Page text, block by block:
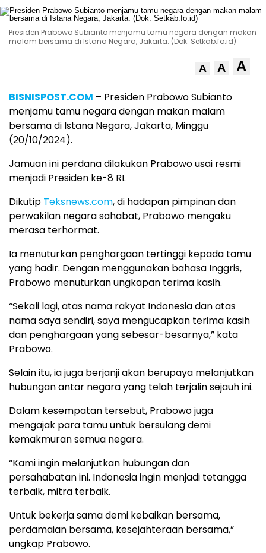
Presiden Prabowo Subianto menjamu tamu negara dengan makan
malam bersama di Istana Negara, Jakarta. (Dok. Setkab.fo.id)
A A A
BISNISPOST.COM – Presiden Prabowo Subianto
menjamu tamu negara dengan makan malam
bersama di Istana Negara, Jakarta, Minggu
(20/10/2024).
Jamuan ini perdana dilakukan Prabowo usai resmi
menjadi Presiden ke-8 RI.
Dikutip Teksnews.com, di hadapan pimpinan dan
perwakilan negara sahabat, Prabowo mengaku
merasa terhormat.
Ia menuturkan penghargaan tertinggi kepada tamu
yang hadir. Dengan menggunakan bahasa Inggris,
Prabowo menuturkan ungkapan terima kasih.
“Sekali lagi, atas nama rakyat Indonesia dan atas
nama saya sendiri, saya mengucapkan terima kasih
dan penghargaan yang sebesar-besarnya,” kata
Prabowo.
Selain itu, ia juga berjanji akan berupaya melanjutkan
hubungan antar negara yang telah terjalin sejauh ini.
Dalam kesempatan tersebut, Prabowo juga
mengajak para tamu untuk bersulang demi
kemakmuran semua negara.
“Kami ingin melanjutkan hubungan dan
persahabatan ini. Indonesia ingin menjadi tetangga
terbaik, mitra terbaik.
Untuk bekerja sama demi kebaikan bersama,
perdamaian bersama, kesejahteraan bersama,”
ungkap Prabowo.